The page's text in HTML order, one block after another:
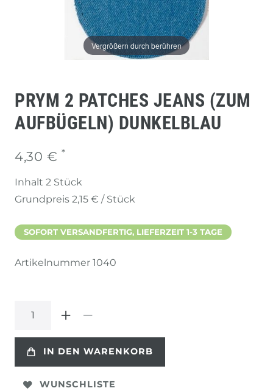
Vergrößern durch berühren
PRYM 2 PATCHES JEANS (ZUM
AUFBÜGELN) DUNKELBLAU
4,30 € *
Inhalt 2 Stück
Grundpreis 2,15 € / Stück
SOFORT VERSANDFERTIG, LIEFERZEIT 1-3 TAGE
Artikelnummer 1040
IN DEN WARENKORB
WUNSCHLISTE